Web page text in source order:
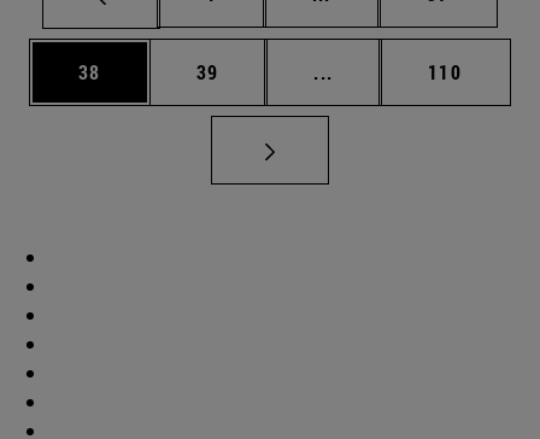
Página
38 Página
39 ... Páginas intermedias
Página
110